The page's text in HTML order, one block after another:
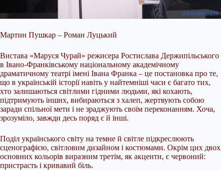
Мартин Пушкар – Роман Луцький
Вистава «Маруся Чурай» режисера Ростислава Держипільського
в Івано-Франківському національному академічному
драматичному театрі імені Івана Франка – це постановка про те,
що в українській історії навіть у найтемніші часи є багато тих,
хто залишаються світлими гідними людьми, які кохають,
підтримують інших, вибираються з халеп, жертвують собою
заради спільної мети і не зраджують своїм переконанням. Хоча,
зрозуміло, завжди десь поряд є й інші.
Поділ українського світу на темне й світле підкреслюють
сценографією, світловим дизайном і костюмами. Окрім цих двох
основних кольорів виразним третім, як акценти, є червоний:
пристрасть і кривавий біль.